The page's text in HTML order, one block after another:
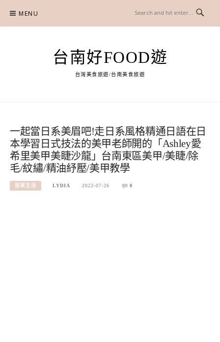
content
MENU
台南好FOOD遊
台灣美食旅遊/台南美食旅遊
一起當日系美眉吧!走日系風格精通日語在日
本學習日式技法的美甲老師開的「Ashley愛
希里美甲美睫沙龍」台南東區美甲/美睫/除
毛/紋繡/精油紓壓/美甲教學
居家生活 LYDIA 2022-07-26 0